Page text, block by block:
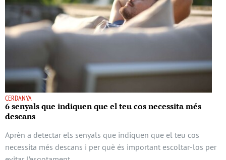
CERDANYA
6 senyals que indiquen que el teu cos necessita més
descans
Aprèn a detectar els senyals que indiquen que el teu cos
necessita més descans i per què és important escoltar-los per